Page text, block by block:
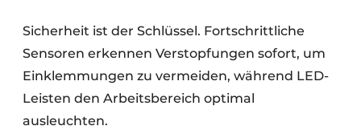
Sicherheit ist der Schlüssel. Fortschrittliche
Sensoren erkennen Verstopfungen sofort, um
Einklemmungen zu vermeiden, während LED-
Leisten den Arbeitsbereich optimal
ausleuchten.